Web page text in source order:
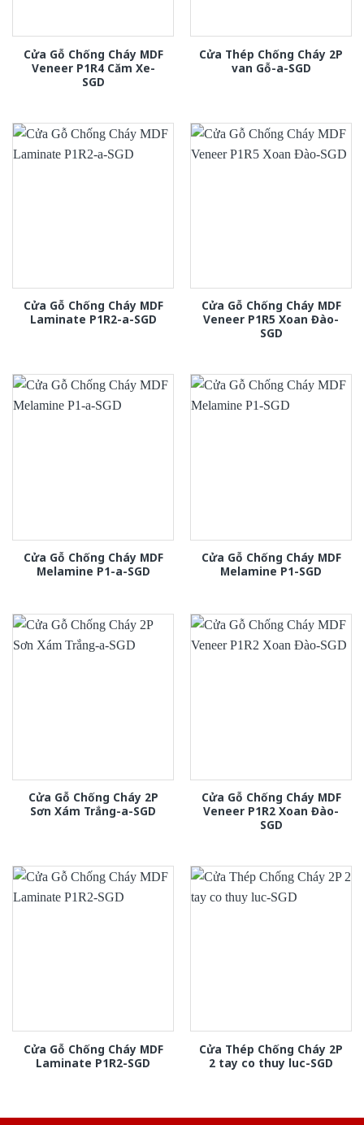
Cửa Gỗ Chống Cháy MDF
Veneer P1R4 Căm Xe-
SGD
Cửa Thép Chống Cháy 2P
van Gỗ-a-SGD
Cửa Gỗ Chống Cháy MDF
Laminate P1R2-a-SGD
Cửa Gỗ Chống Cháy MDF
Veneer P1R5 Xoan Đào-
SGD
Cửa Gỗ Chống Cháy MDF
Melamine P1-a-SGD
Cửa Gỗ Chống Cháy MDF
Melamine P1-SGD
Cửa Gỗ Chống Cháy 2P
Sơn Xám Trắng-a-SGD
Cửa Gỗ Chống Cháy MDF
Veneer P1R2 Xoan Đào-
SGD
Cửa Gỗ Chống Cháy MDF
Laminate P1R2-SGD
Cửa Thép Chống Cháy 2P
2 tay co thuy luc-SGD